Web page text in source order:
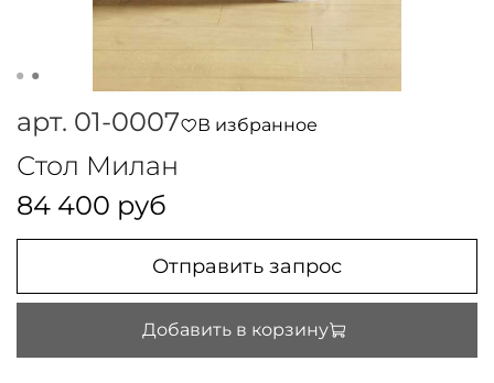
арт. 01-0007 В избранное
Стол Милан
84 400 руб
Отправить запрос
Добавить в корзину